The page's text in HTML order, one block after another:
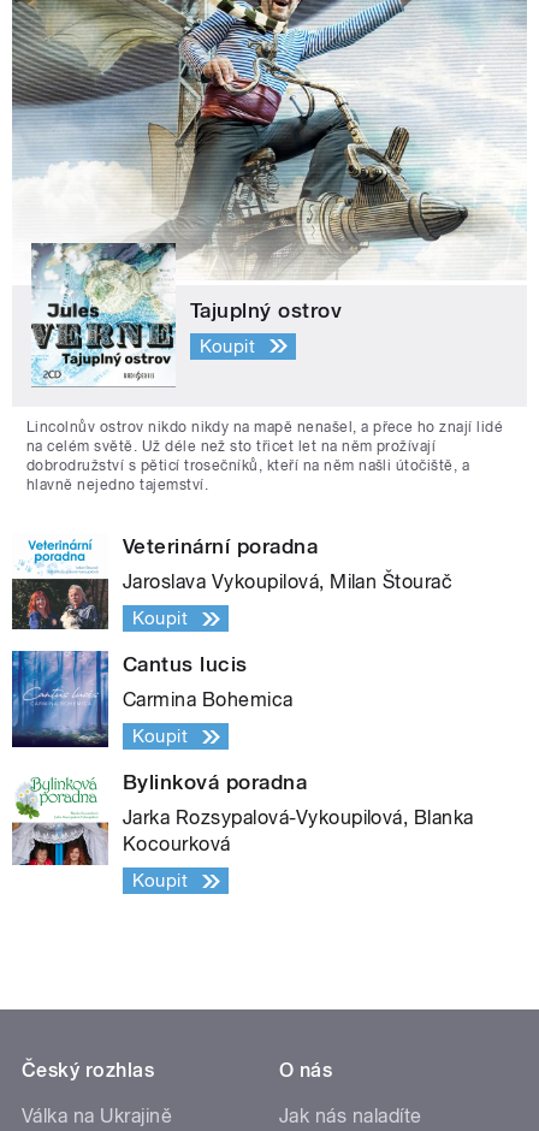
Tajuplný ostrov
Koupit
Lincolnův ostrov nikdo nikdy na mapě nenašel, a přece ho znají lidé
na celém světě. Už déle než sto třicet let na něm prožívají
dobrodružství s pěticí trosečníků, kteří na něm našli útočiště, a
hlavně nejedno tajemství.
Veterinární poradna
Jaroslava Vykoupilová, Milan Štourač
Koupit
Cantus lucis
Carmina Bohemica
Koupit
Bylinková poradna
Jarka Rozsypalová-Vykoupilová, Blanka
Kocourková
Koupit
Český rozhlas
Válka na Ukrajině
O nás
Jak nás naladíte